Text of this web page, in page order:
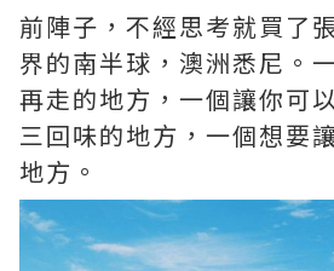
前陣子，不經思考就買了
界的南半球，澳洲悉尼。
再走的地方，一個讓你可
三回味的地方，一個想要
地方。